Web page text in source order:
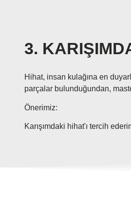
3.
Hihat, insan kulağına en
parçalar bulunduğundan,
Önerimiz:
Karışımdaki hihat'ı tercih